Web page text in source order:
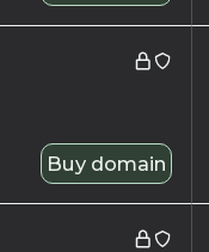
Buy domain